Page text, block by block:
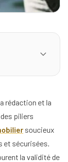
de
en cours
rédaction et la
piliers
soucieux
et sécurisées.
la validité de